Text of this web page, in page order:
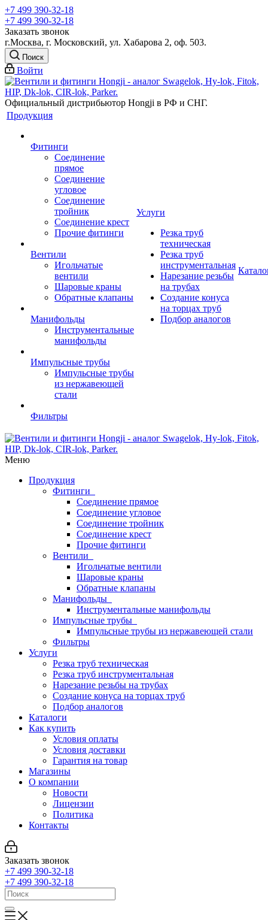
+7 499 390-32-18
+7 499 390-32-18
Заказать звонок
г.Москва, г. Московский, ул. Хабарова 2, оф. 503.
Поиск
Войти
Официальный дистрибьютор Hongji в РФ и СНГ.
Продукция
Фитинги
Соединение
прямое
Соединение
угловое
Соединение
тройник
Соединение крест
Прочие фитинги
Вентили
Игольчатые
вентили
Шаровые краны
Обратные клапаны
Манифольды
Инструментальные
манифольды
Импульсные трубы
Импульсные трубы
из нержавеющей
стали
Фильтры
Услуги
Резка труб
техническая
Резка труб
инструментальная
Нарезание резьбы
на трубах
Создание конуса
на торцах труб
Подбор аналогов
Меню
Продукция
Фитинги
Соединение прямое
Соединение угловое
Соединение тройник
Соединение крест
Прочие фитинги
Вентили
Игольчатые вентили
Шаровые краны
Обратные клапаны
Манифольды
Инструментальные манифольды
Импульсные трубы
Импульсные трубы из нержавеющей стали
Фильтры
Услуги
Резка труб техническая
Резка труб инструментальная
Нарезание резьбы на трубах
Создание конуса на торцах труб
Подбор аналогов
Каталоги
Как купить
Условия оплаты
Условия доставки
Гарантия на товар
Магазины
О компании
Новости
Лицензии
Политика
Контакты
Заказать звонок
+7 499 390-32-18
+7 499 390-32-18